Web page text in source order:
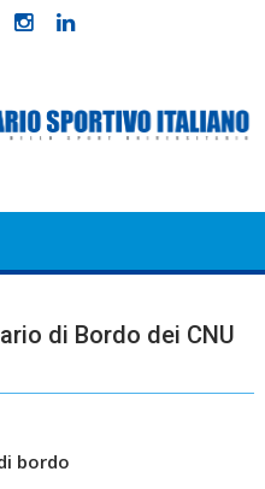
di Bordo dei CNU
bordo